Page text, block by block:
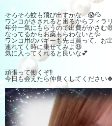
そろそろ蚊も飛び出すかな…😱💦
ワンコがさされると困るからフィラ
年分一気にもらうので出費がかさむ
なってるからお薬もらわないと💦
ワンコ用のバギーも先日買って、お
連れてく時に乗せてみよ😆
気に入ってくれると良いな💕
頑張って働くぞ‼️
今日も会えたら仲良くしてください